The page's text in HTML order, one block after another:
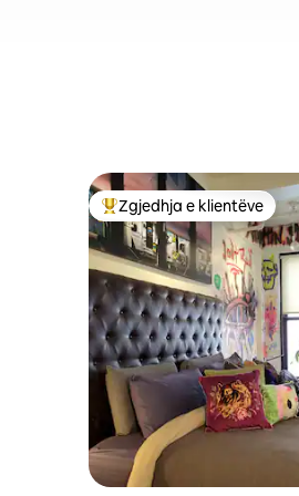
Më të mirat e zgjedhjeve
Zgjedhja e klientëve